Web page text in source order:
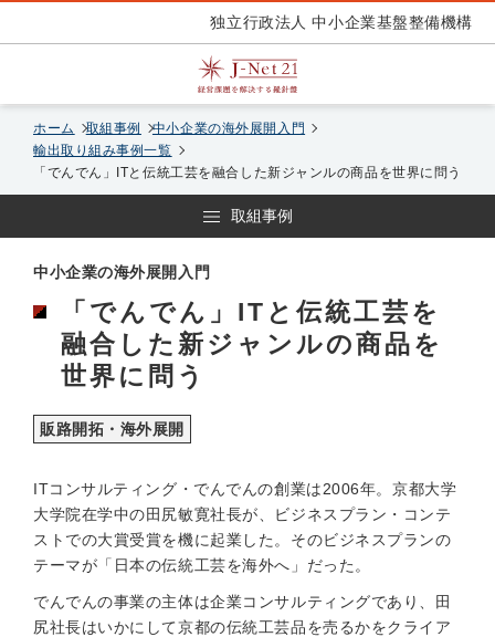
独立行政法人 中小企業基盤整備機構
ホーム 取組事例
中小企業の海外展開入門
輸出取り組み事例一覧
「でんでん」ITと伝統工芸を融合した新ジャンルの商品を世界に問う
取組事例
中小企業の海外展開入門
「でんでん」ITと伝統工芸を
融合した新ジャンルの商品を
世界に問う
販路開拓・海外展開
ITコンサルティング・でんでんの創業は2006年。京都大学
大学院在学中の田尻敏寛社長が、ビジネスプラン・コンテ
ストでの大賞受賞を機に起業した。そのビジネスプランの
テーマが「日本の伝統工芸を海外へ」だった。
でんでんの事業の主体は企業コンサルティングであり、田
尻社長はいかにして京都の伝統工芸品を売るかをクライア